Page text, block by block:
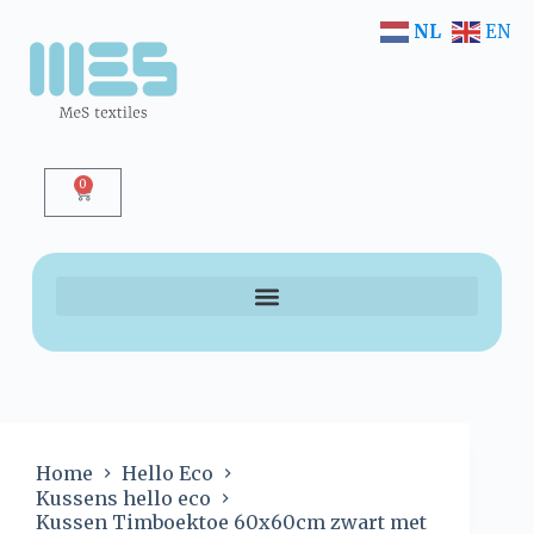
0
Home
Hello Eco
Kussens hello eco
Kussen Timboektoe 60x60cm zwart met
NL EN